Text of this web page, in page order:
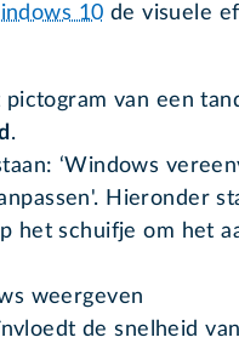
10 de visuele
pictogram van een
.
‘Windows
Hieronder
het schuifje om het
weergeven
de snelheid